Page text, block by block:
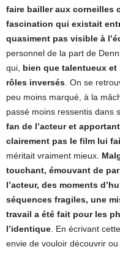
faire bailler aux corneilles
fascination qui existait
quasiment pas visible à
personnel de la part de
qui, bien que talentueux
rôles inversés . On se
peu moins marqué, à la
passé moins ressentis dans
fan de l’acteur et
clairement pas le film lui
méritait vraiment mieux.
touchant, émouvant de
l’acteur, des moments
séquences fragiles, une
travail a été fait pour les
l’identique . En écrivant
envie de vouloir découvrir